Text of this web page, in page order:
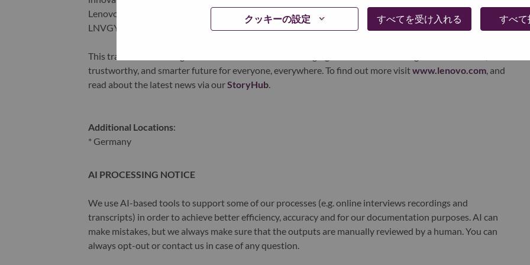
クッキーの設定 すべてを受け入れる すべて
Lenovo is listed on the Hong Kong stock exchange under Lenovo Group Limited (HKSE: 992) (ADR:
LNVGY).
This transformation together with Lenovo’s world-changing innovation is building a more inclusive,
trustworthy, and smarter future for everyone, everywhere. To find out more visitwww.lenovo.com, and
read about the latest news via ourStoryHub.
Additional Locations:
* Germany
AI PROCESSING NOTICE
We use AI-based tools to support some of our processes (e.g. online interviews recordings and
transcripts) in order to achieve better efficiency, accuracy and for our documentation purposes. AI can
make mistakes, but we always make sure that the outputs are manually reviewed by a human. You can
always opt-out or contact us in case of any question.